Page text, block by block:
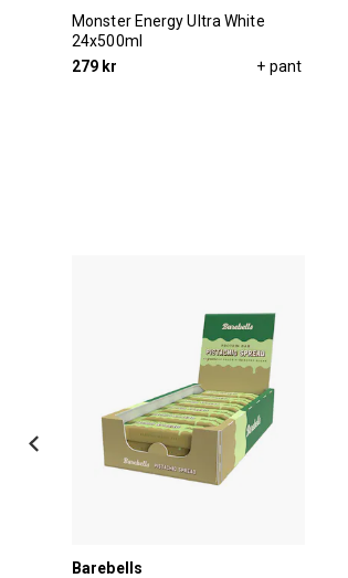
Monster Energy Ultra White
24x500ml
279 kr
+ pant
Barebells